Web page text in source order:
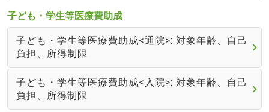
子ども・学生等医療費助成
子ども・学生等医療費助成<通院>: 対象年齢、自己
負担、所得制限
子ども・学生等医療費助成<入院>: 対象年齢、自己
負担、所得制限